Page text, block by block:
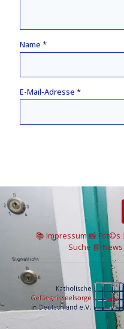
Name *
E-Mail-Adresse *
📚 Impressum📸Fot©s
Suche 📘 News